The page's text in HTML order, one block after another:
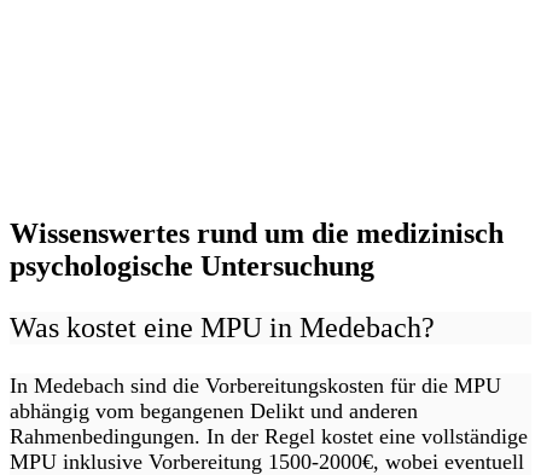
Wissenswertes rund um die medizinisch
psychologische Untersuchung
Was kostet eine MPU in Medebach?
In Medebach sind die Vorbereitungskosten für die MPU
abhängig vom begangenen Delikt und anderen
Rahmenbedingungen. In der Regel kostet eine vollständige
MPU inklusive Vorbereitung 1500-2000€, wobei eventuell